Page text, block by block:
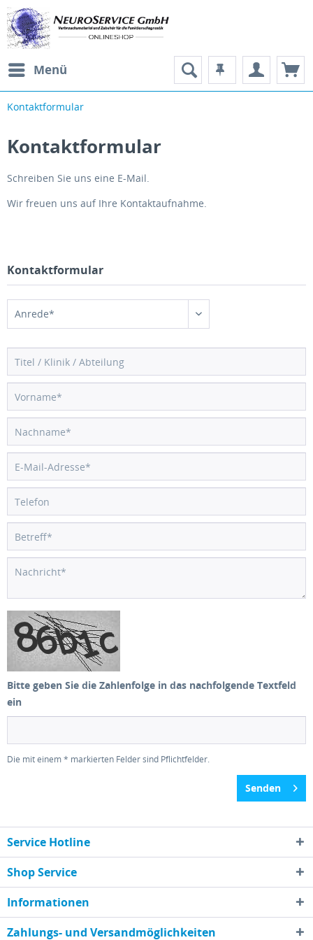
Menü
Kontaktformular
Kontaktformular
Schreiben Sie uns eine E-Mail.
Wir freuen uns auf Ihre Kontaktaufnahme.
Kontaktformular
Anrede*
Bitte geben Sie die Zahlenfolge in das nachfolgende Textfeld
ein
Die mit einem * markierten Felder sind Pflichtfelder.
Senden
Service Hotline
Shop Service
Informationen
Zahlungs- und Versandmöglichkeiten